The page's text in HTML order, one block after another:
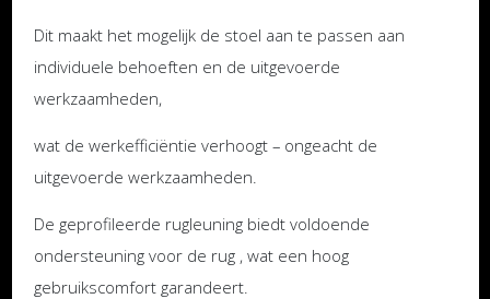
Dit maakt het mogelijk de stoel aan te passen aan
individuele behoeften en de uitgevoerde
werkzaamheden,
wat de werkefficiëntie verhoogt – ongeacht de
uitgevoerde werkzaamheden.
De geprofileerde rugleuning biedt voldoende
ondersteuning voor de rug , wat een hoog
gebruikscomfort garandeert.